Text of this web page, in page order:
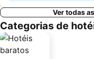
Ver todas
Categorias de